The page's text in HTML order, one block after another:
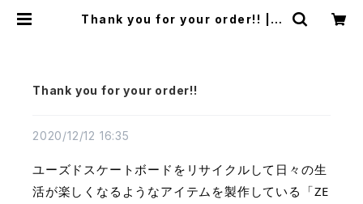
Thank you for your order!! | F
Thank you for your order!!
2020/12/12 16:35
ユーズドスケートボードをリサイクルして日々の生
活が楽しくなるようなアイテムを製作している「ZE